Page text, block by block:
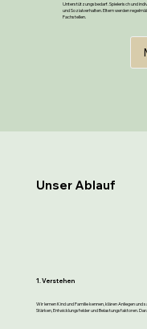
Unterstützungsbedarf. Spielerisch und
und Sozialverhalten. Eltern werden
Fachstellen.
Unser Ablauf
1. Verstehen
Wir lernen Kind und Familie kennen, klären Anliegen
Stärken, Entwicklungsfelder und Belastungsfaktoren.